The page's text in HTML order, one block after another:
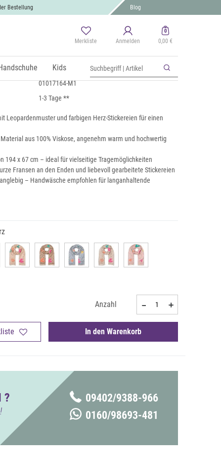
Bestellung Blog
Merkliste Anmelden
0
0,00 €
Kids
Herz Muster
zzgl.Versand
01017164-M1
1-3 Tage **
Leopardenmuster und farbigen Herz-Stickereien für einen
aus 100% Viskose, angenehm warm und hochwertig
194 x 67 cm – ideal für vielseitige Tragemöglichkeiten
Fransen an den Enden und liebevoll gearbeitete Stickereien
– Handwäsche empfohlen für langanhaltende
Anzahl
In den Warenkorb
?
09402/9388-966
0160/98693-481